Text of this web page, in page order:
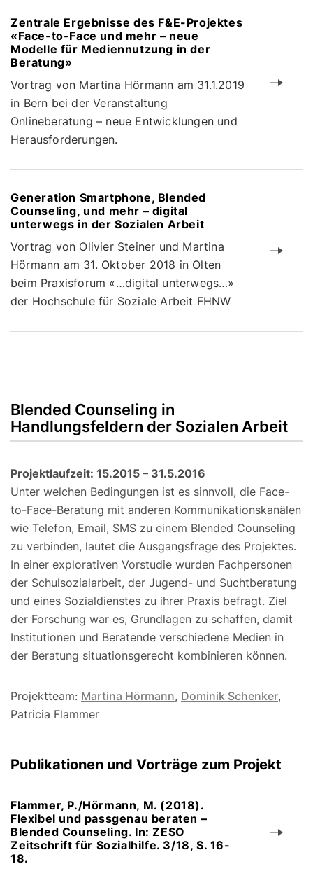
Zentrale Ergebnisse des F&E-Projektes
«Face-to-Face und mehr – neue
Modelle für Mediennutzung in der
Beratung»
Vortrag von Martina Hörmann am 31.1.2019
in Bern bei der Veranstaltung
Onlineberatung – neue Entwicklungen und
Herausforderungen.
Generation Smartphone, Blended
Counseling, und mehr – digital
unterwegs in der Sozialen Arbeit
Vortrag von Olivier Steiner und Martina
Hörmann am 31. Oktober 2018 in Olten
beim Praxisforum «…digital unterwegs…»
der Hochschule für Soziale Arbeit FHNW
Blended Counseling in
Handlungsfeldern der Sozialen Arbeit
Projektlaufzeit: 15.2015 – 31.5.2016
Unter welchen Bedingungen ist es sinnvoll, die Face-
to-Face-Beratung mit anderen Kommunikationskanälen
wie Telefon, Email, SMS zu einem Blended Counseling
zu verbinden, lautet die Ausgangsfrage des Projektes.
In einer explorativen Vorstudie wurden Fachpersonen
der Schulsozialarbeit, der Jugend- und Suchtberatung
und eines Sozialdienstes zu ihrer Praxis befragt. Ziel
der Forschung war es, Grundlagen zu schaffen, damit
Institutionen und Beratende verschiedene Medien in
der Beratung situationsgerecht kombinieren können.
Projektteam: Martina Hörmann, Dominik Schenker,
Patricia Flammer
Publikationen und Vorträge zum Projekt
Flammer, P./Hörmann, M. (2018).
Flexibel und passgenau beraten –
Blended Counseling. In: ZESO
Zeitschrift für Sozialhilfe. 3/18, S. 16-
18.